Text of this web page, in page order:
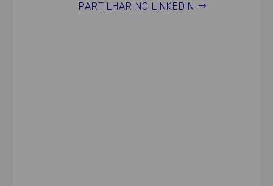
PARTILHAR NO LINKEDIN